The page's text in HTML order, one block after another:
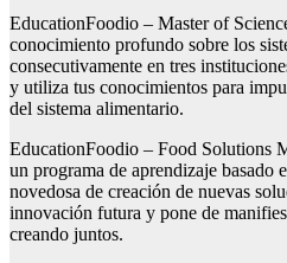
EducationFoodio – Master of
conocimiento profundo sobre los
consecutivamente en tres
y utiliza tus conocimientos para
del sistema alimentario.
EducationFoodio – Food Solutions
un programa de aprendizaje basado
novedosa de creación de nuevas
innovación futura y pone de
creando juntos.